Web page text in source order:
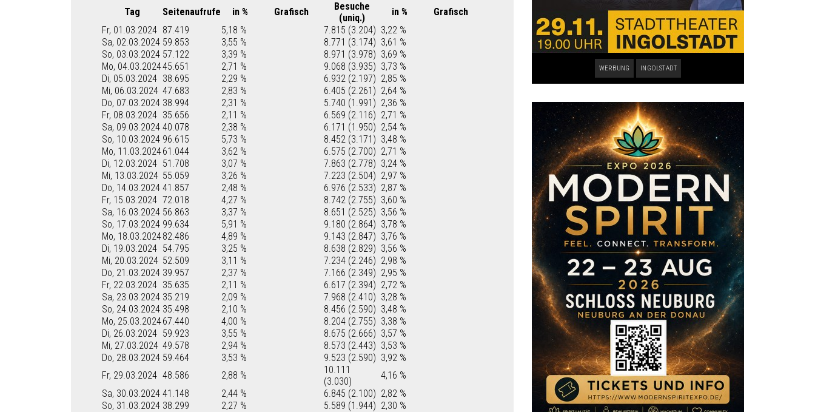
Tag Seitenaufrufe in % Grafisch
Besuche
(uniq.)
in %
Grafisch
Fr, 01.03.2024 87.419 5,18 % 7.815 (3.204) 3,22 %
Sa, 02.03.2024 59.853 3,55 % 8.771 (3.174) 3,61 %
So, 03.03.2024 57.122 3,39 % 8.971 (3.978) 3,69 %
Mo, 04.03.202445.651 2,71 % 9.068 (3.935) 3,73 %
Di, 05.03.2024 38.695 2,29 % 6.932 (2.197) 2,85 %
Mi, 06.03.2024 47.683 2,83 % 6.405 (2.261) 2,64 %
Do, 07.03.2024 38.994 2,31 % 5.740 (1.991) 2,36 %
Fr, 08.03.2024 35.656 2,11 % 6.569 (2.116) 2,71 %
Sa, 09.03.2024 40.078 2,38 % 6.171 (1.950) 2,54 %
So, 10.03.2024 96.615 5,73 % 8.452 (3.171) 3,48 %
Mo, 11.03.202461.044 3,62 % 6.575 (2.700) 2,71 %
Di, 12.03.2024 51.708 3,07 % 7.863 (2.778) 3,24 %
Mi, 13.03.2024 55.059 3,26 % 7.223 (2.504) 2,97 %
Do, 14.03.2024 41.857 2,48 % 6.976 (2.533) 2,87 %
Fr, 15.03.2024 72.018 4,27 % 8.742 (2.755) 3,60 %
Sa, 16.03.2024 56.863 3,37 % 8.651 (2.525) 3,56 %
So, 17.03.2024 99.634 5,91 % 9.180 (2.864) 3,78 %
Mo, 18.03.202482.486 4,89 % 9.143 (2.847) 3,76 %
Di, 19.03.2024 54.795 3,25 % 8.638 (2.829) 3,56 %
Mi, 20.03.2024 52.509 3,11 % 7.234 (2.246) 2,98 %
Do, 21.03.2024 39.957 2,37 % 7.166 (2.349) 2,95 %
Fr, 22.03.2024 35.635 2,11 % 6.617 (2.394) 2,72 %
Sa, 23.03.2024 35.219 2,09 % 7.968 (2.410) 3,28 %
So, 24.03.2024 35.498 2,10 % 8.456 (2.590) 3,48 %
Mo, 25.03.202467.440 4,00 % 8.204 (2.755) 3,38 %
Di, 26.03.2024 59.923 3,55 % 8.675 (2.666) 3,57 %
Mi, 27.03.2024 49.578 2,94 % 8.573 (2.443) 3,53 %
Do, 28.03.2024 59.464 3,53 % 9.523 (2.590) 3,92 %
Fr, 29.03.2024 48.586 2,88 %
10.111
(3.030)
4,16 %
Sa, 30.03.2024 41.148 2,44 % 6.845 (2.100) 2,82 %
So, 31.03.2024 38.299 2,27 % 5.589 (1.944) 2,30 %
WERBUNG INGOLSTADT